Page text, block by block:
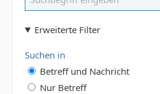
Erweiterte Filter
Suchen in
Betreff und Nachricht
Nur Betreff